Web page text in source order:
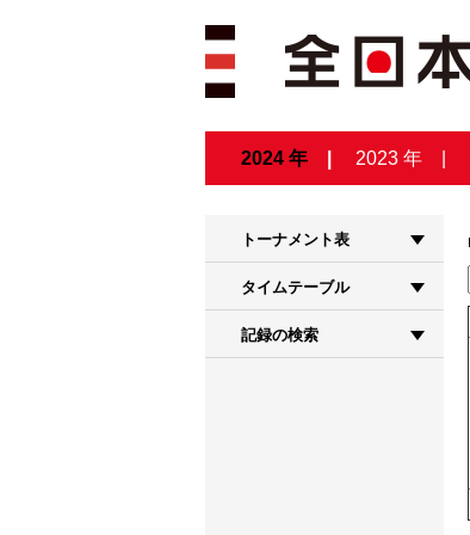
2024 年 2023 年
トーナメント表
タイムテーブル
記録の検索